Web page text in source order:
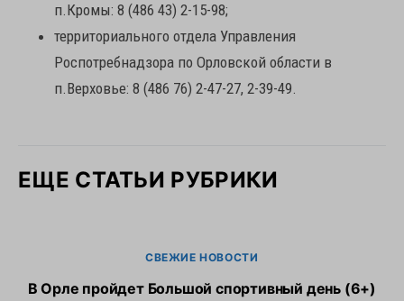
п.Кромы: 8 (486 43) 2-15-98;
территориального отдела Управления
Роспотребнадзора по Орловской области в
п.Верховье: 8 (486 76) 2-47-27, 2-39-49.
ЕЩЕ СТАТЬИ РУБРИКИ
СВЕЖИЕ НОВОСТИ
В Орле пройдет Большой спортивный день (6+)